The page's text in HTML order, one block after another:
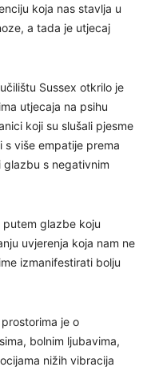
koja nas stavlja u
a tada je utjecaj
Sussex otkrilo je
utjecaja na psihu
koji su slušali pjesme
s više empatije prema
glazbu s negativnim
putem glazbe koju
uvjerenja koja nam ne
izmanifestirati bolju
je o
bolnim ljubavima,
nižih vibracija